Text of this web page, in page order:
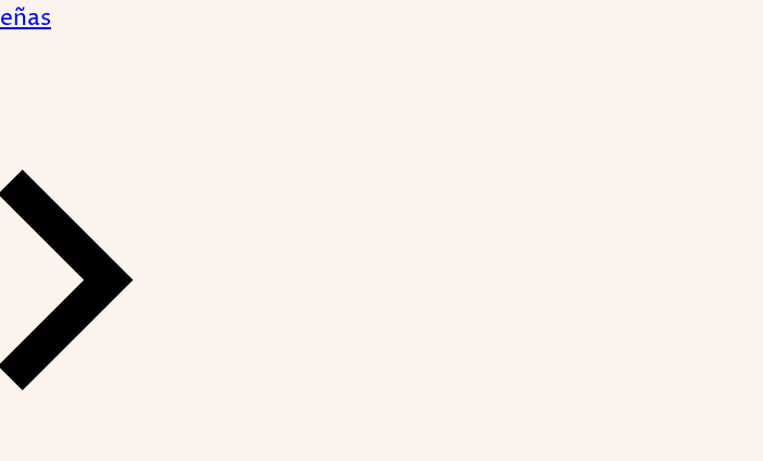
con un poderoso ritual de
y deseos